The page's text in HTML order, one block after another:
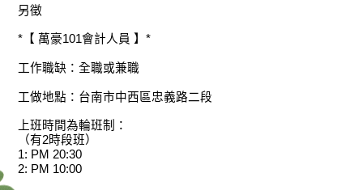
另徵
*【 萬豪101會計人員 】*
工作職缺：全職或兼職
工做地點：台南市中西區忠義路二段
上班時間為輪班制：
（有2時段班）
1: PM 20:30
2: PM 10:00